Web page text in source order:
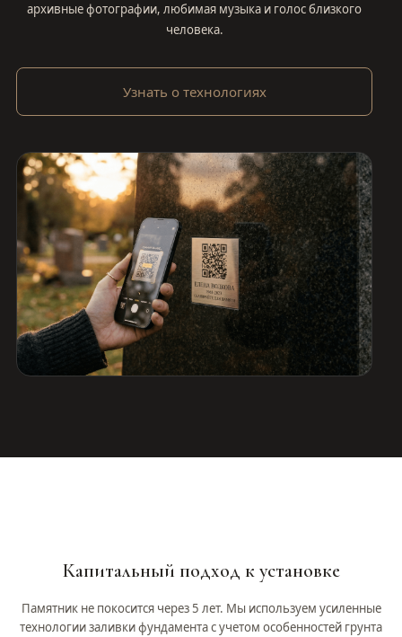
архивные фотографии, любимая музыка и голос близкого
человека.
Узнать о технологиях
Капитальный подход к установке
Памятник не покосится через 5 лет. Мы используем усиленные
технологии заливки фундамента с учетом особенностей грунта